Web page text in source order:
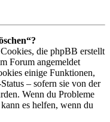
die phpBB erstellt
Forum angemeldet
einige Funktionen,
– sofern sie von der
Wenn du Probleme
es helfen, wenn du